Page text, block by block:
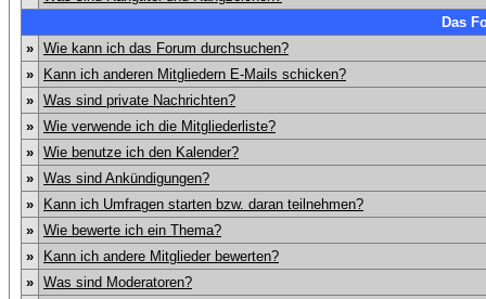
Das
» Wie kann ich das Forum durchsuchen?
»
Kann ich anderen Mitgliedern E-Mails schicken?
» Was sind private Nachrichten?
» Wie verwende ich die Mitgliederliste?
» Wie benutze ich den Kalender?
» Was sind Ankündigungen?
»
Kann ich Umfragen starten bzw. daran teilnehmen?
» Wie bewerte ich ein Thema?
»
Kann ich andere Mitglieder bewerten?
» Was sind Moderatoren?